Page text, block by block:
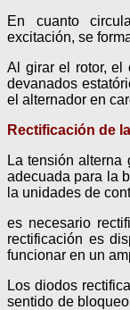
En cuanto
excitación, se
Al girar el rotor, el
devanados
el alternador en
Rectificación de
La tensión alterna
adecuada para la
la unidades de
es necesario
rectificación es
funcionar en un
Los diodos
sentido de